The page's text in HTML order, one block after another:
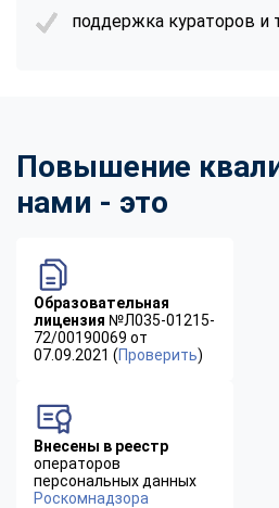
поддержка кураторов и
Повышение
нами - это
Образовательная
лицензия №Л035-01215-
72/00190069 от
07.09.2021 (Проверить)
Внесены в реестр
операторов
персональных данных
Роскомнадзора